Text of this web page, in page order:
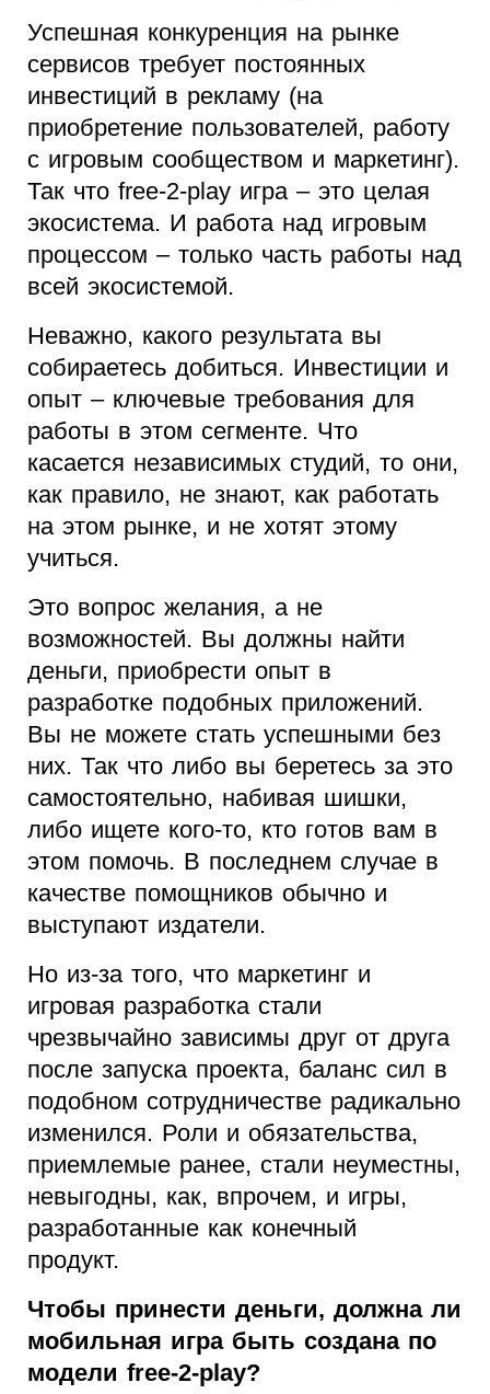
Успешная конкуренция на рынке
сервисов требует постоянных
инвестиций в рекламу (на
приобретение пользователей, работу
с игровым сообществом и маркетинг).
Так что free-2-play игра – это целая
экосистема. И работа над игровым
процессом – только часть работы над
всей экосистемой.
Неважно, какого результата вы
собираетесь добиться. Инвестиции и
опыт – ключевые требования для
работы в этом сегменте. Что
касается независимых студий, то они,
как правило, не знают, как работать
на этом рынке, и не хотят этому
учиться.
Это вопрос желания, а не
возможностей. Вы должны найти
деньги, приобрести опыт в
разработке подобных приложений.
Вы не можете стать успешными без
них. Так что либо вы беретесь за это
самостоятельно, набивая шишки,
либо ищете кого-то, кто готов вам в
этом помочь. В последнем случае в
качестве помощников обычно и
выступают издатели.
Но из-за того, что маркетинг и
игровая разработка стали
чрезвычайно зависимы друг от друга
после запуска проекта, баланс сил в
подобном сотрудничестве радикально
изменился. Роли и обязательства,
приемлемые ранее, стали неуместны,
невыгодны, как, впрочем, и игры,
разработанные как конечный
продукт.
Чтобы принести деньги, должна ли
мобильная игра быть создана по
модели free-2-play?